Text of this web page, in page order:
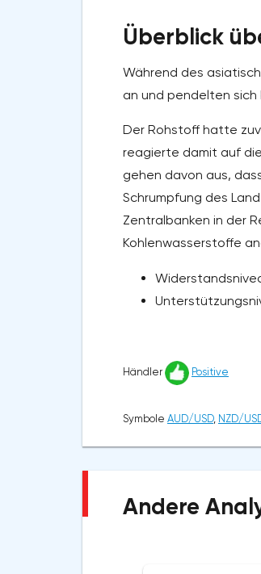
Überblick
Während des
an und pendelten sich
Der Rohstoff hatte
reagierte damit auf
gehen davon aus,
Schrumpfung des
Zentralbanken in der
Kohlenwasserstoffe
Händler Positive
Symbole AUD/USD, NZD/
Andere